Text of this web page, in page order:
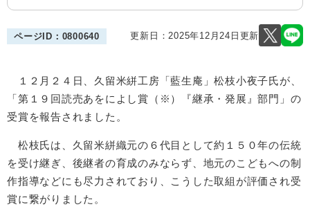
ページID：0800640 更新日：2025年12月24日更新
１２月２４日、久留米絣工房「藍生庵」松枝小夜子氏が、
「第１９回読売あをによし賞（※）『継承・発展』部門」の
受賞を報告されました。
松枝氏は、久留米絣織元の６代目として約１５０年の伝統
を受け継ぎ、後継者の育成のみならず、地元のこどもへの制
作指導などにも尽力されており、こうした取組が評価され受
賞に繋がりました。